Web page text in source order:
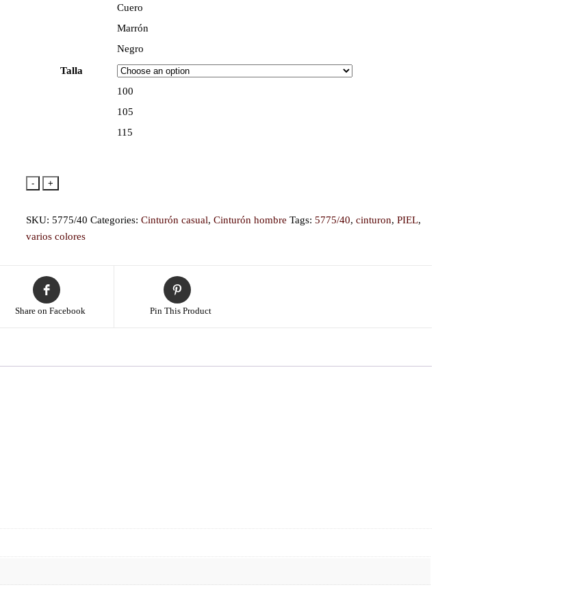
Cuero
Marrón
Negro
Talla
100
105
115
- +
SKU:5775/40 Categories:Cinturón casual,Cinturón hombre Tags:5775/40,cinturon,PIEL,
varios colores
Share on Facebook Pin This Product